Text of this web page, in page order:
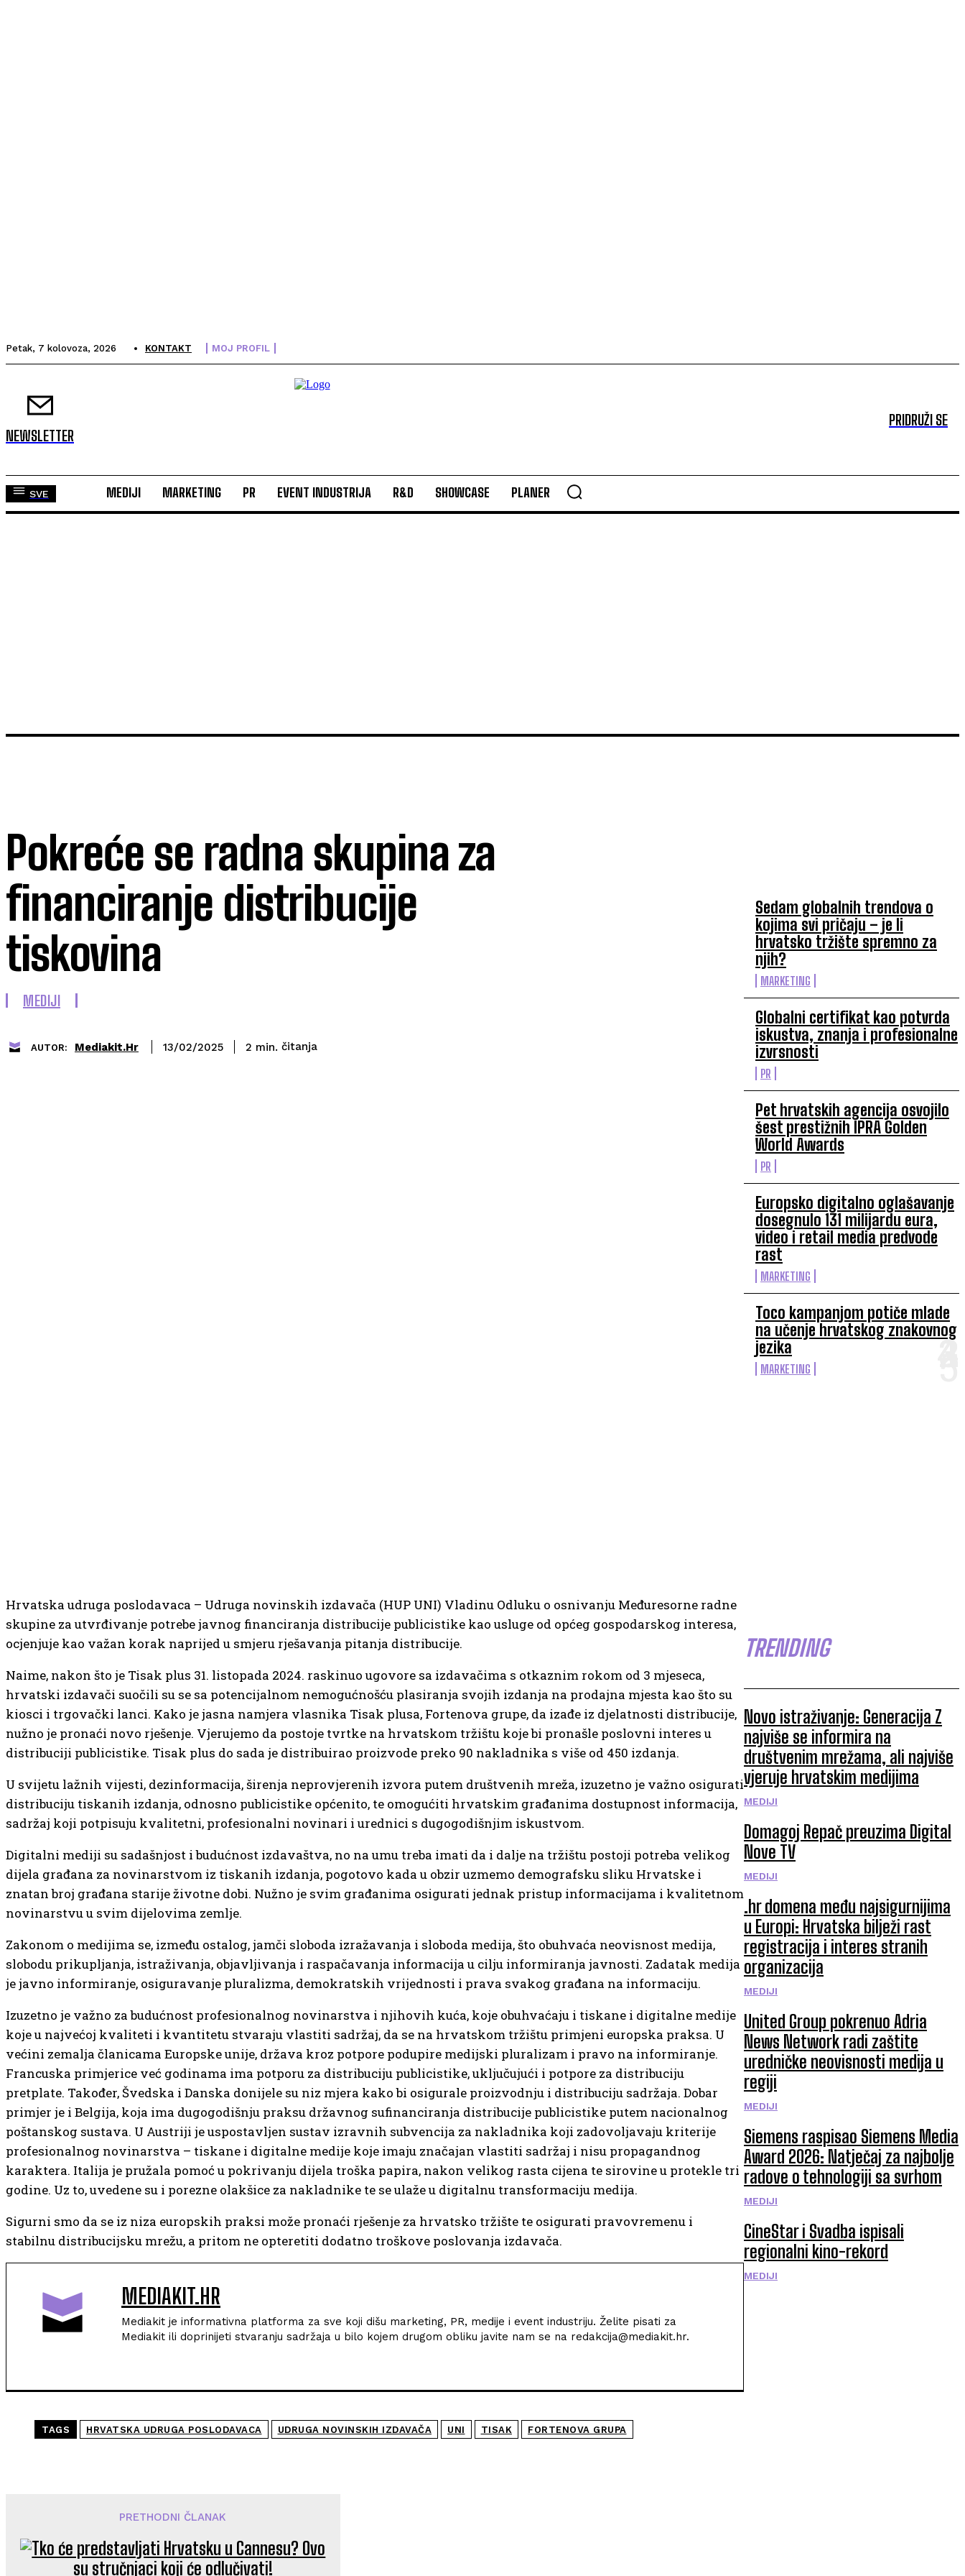
Petak, 7 kolovoza, 2026 KONTAKT MOJ PROFIL
NEWSLETTER
PRIDRUŽI SE
SVE MEDIJI MARKETING PR EVENT INDUSTRIJA R&D SHOWCASE PLANER
Pokreće se radna skupina za
financiranje distribucije
tiskovina
MEDIJI
AUTOR: Mediakit.hr 13/02/2025 2 min. čitanja
Hrvatska udruga poslodavaca – Udruga novinskih izdavača (HUP UNI) Vladinu Odluku o osnivanju Međuresorne radne
skupine za utvrđivanje potrebe javnog financiranja distribucije publicistike kao usluge od općeg gospodarskog interesa,
ocjenjuje kao važan korak naprijed u smjeru rješavanja pitanja distribucije.
Naime, nakon što je Tisak plus 31. listopada 2024. raskinuo ugovore sa izdavačima s otkaznim rokom od 3 mjeseca,
hrvatski izdavači suočili su se sa potencijalnom nemogućnošću plasiranja svojih izdanja na prodajna mjesta kao što su
kiosci i trgovački lanci. Kako je jasna namjera vlasnika Tisak plusa, Fortenova grupe, da izađe iz djelatnosti distribucije,
nužno je pronaći novo rješenje. Vjerujemo da postoje tvrtke na hrvatskom tržištu koje bi pronašle poslovni interes u
distribuciji publicistike. Tisak plus do sada je distribuirao proizvode preko 90 nakladnika s više od 450 izdanja.
U svijetu lažnih vijesti, dezinformacija, širenja neprovjerenih izvora putem društvenih mreža, izuzetno je važno osigurati
distribuciju tiskanih izdanja, odnosno publicistike općenito, te omogućiti hrvatskim građanima dostupnost informacija,
sadržaj koji potpisuju kvalitetni, profesionalni novinari i urednici s dugogodišnjim iskustvom.
Digitalni mediji su sadašnjost i budućnost izdavaštva, no na umu treba imati da i dalje na tržištu postoji potreba velikog
dijela građana za novinarstvom iz tiskanih izdanja, pogotovo kada u obzir uzmemo demografsku sliku Hrvatske i
znatan broj građana starije životne dobi. Nužno je svim građanima osigurati jednak pristup informacijama i kvalitetnom
novinarstvu u svim dijelovima zemlje.
Zakonom o medijima se, između ostalog, jamči sloboda izražavanja i sloboda medija, što obuhvaća neovisnost medija,
slobodu prikupljanja, istraživanja, objavljivanja i raspačavanja informacija u cilju informiranja javnosti. Zadatak medija
je javno informiranje, osiguravanje pluralizma, demokratskih vrijednosti i prava svakog građana na informaciju.
Izuzetno je važno za budućnost profesionalnog novinarstva i njihovih kuća, koje obuhvaćaju i tiskane i digitalne medije
koje u najvećoj kvaliteti i kvantitetu stvaraju vlastiti sadržaj, da se na hrvatskom tržištu primjeni europska praksa. U
većini zemalja članicama Europske unije, država kroz potpore podupire medijski pluralizam i pravo na informiranje.
Francuska primjerice već godinama ima potporu za distribuciju publicistike, uključujući i potpore za distribuciju
pretplate. Također, Švedska i Danska donijele su niz mjera kako bi osigurale proizvodnju i distribuciju sadržaja. Dobar
primjer je i Belgija, koja ima dugogodišnju praksu državnog sufinanciranja distribucije publicistike putem nacionalnog
poštanskog sustava. U Austriji je uspostavljen sustav izravnih subvencija za nakladnika koji zadovoljavaju kriterije
profesionalnog novinarstva – tiskane i digitalne medije koje imaju značajan vlastiti sadržaj i nisu propagandnog
karaktera. Italija je pružala pomoć u pokrivanju dijela troška papira, nakon velikog rasta cijena te sirovine u protekle tri
godine. Uz to, uvedene su i porezne olakšice za nakladnike te se ulaže u digitalnu transformaciju medija.
Sigurni smo da se iz niza europskih praksi može pronaći rješenje za hrvatsko tržište te osigurati pravovremenu i
stabilnu distribucijsku mrežu, a pritom ne opteretiti dodatno troškove poslovanja izdavača.
MEDIAKIT.HR
Mediakit je informativna platforma za sve koji dišu marketing, PR, medije i event industriju. Želite pisati za
Mediakit ili doprinijeti stvaranju sadržaja u bilo kojem drugom obliku javite nam se na redakcija@mediakit.hr.
TAGS HRVATSKA UDRUGA POSLODAVACA UDRUGA NOVINSKIH IZDAVAČA UNI TISAK FORTENOVA GRUPA
Sedam globalnih trendova o
kojima svi pričaju – je li
hrvatsko tržište spremno za
njih?
MARKETING
Globalni certifikat kao potvrda
iskustva, znanja i profesionalne
izvrsnosti
PR
Pet hrvatskih agencija osvojilo
šest prestižnih IPRA Golden
World Awards
PR
Europsko digitalno oglašavanje
dosegnulo 131 milijardu eura,
video i retail media predvode
rast
MARKETING
Toco kampanjom potiče mlade
na učenje hrvatskog znakovnog
jezika
MARKETING
TRENDING
Novo istraživanje: Generacija Z
najviše se informira na
društvenim mrežama, ali najviše
vjeruje hrvatskim medijima
MEDIJI
Domagoj Repač preuzima Digital
Nove TV
MEDIJI
.hr domena među najsigurnijima
u Europi: Hrvatska bilježi rast
registracija i interes stranih
organizacija
MEDIJI
United Group pokrenuo Adria
News Network radi zaštite
uredničke neovisnosti medija u
regiji
MEDIJI
Siemens raspisao Siemens Media
Award 2026: Natječaj za najbolje
radove o tehnologiji sa svrhom
MEDIJI
CineStar i Svadba ispisali
regionalni kino-rekord
MEDIJI
PRETHODNI ČLANAK